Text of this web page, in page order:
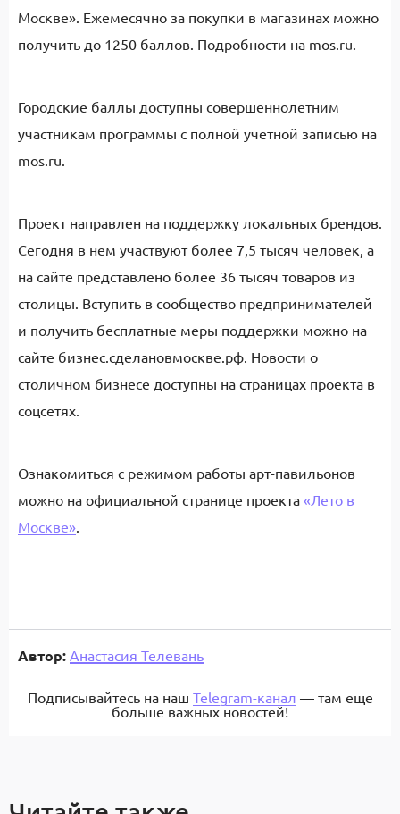
Москве». Ежемесячно за покупки в магазинах можно
получить до 1250 баллов. Подробности на mos.ru.
Городские баллы доступны совершеннолетним
участникам программы с полной учетной записью на
mos.ru.
Проект направлен на поддержку локальных брендов.
Сегодня в нем участвуют более 7,5 тысяч человек, а
на сайте представлено более 36 тысяч товаров из
столицы. Вступить в сообщество предпринимателей
и получить бесплатные меры поддержки можно на
сайте бизнес.сделановмоскве.рф. Новости о
столичном бизнесе доступны на страницах проекта в
соцсетях.
Ознакомиться с режимом работы арт-павильонов
можно на официальной странице проекта «Лето в
Москве».
Автор: Анастасия Телевань
Подписывайтесь на наш Telegram-канал — там еще
больше важных новостей!